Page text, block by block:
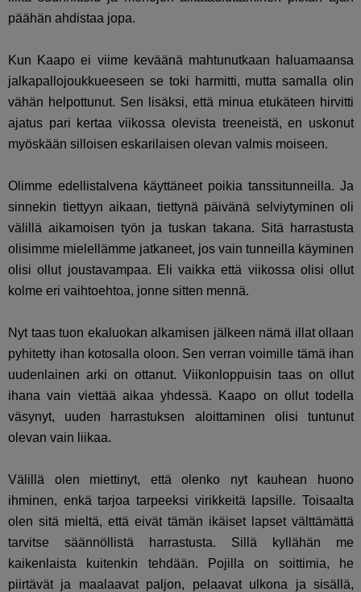
päähän ahdistaa jopa.
Kun Kaapo ei viime keväänä mahtunutkaan haluamaansa
jalkapallojoukkueeseen se toki harmitti, mutta samalla olin
vähän helpottunut. Sen lisäksi, että minua etukäteen hirvitti
ajatus pari kertaa viikossa olevista treeneistä, en uskonut
myöskään silloisen eskarilaisen olevan valmis moiseen.
Olimme edellistalvena käyttäneet poikia tanssitunneilla. Ja
sinnekin tiettyyn aikaan, tiettynä päivänä selviytyminen oli
välillä aikamoisen työn ja tuskan takana. Sitä harrastusta
olisimme mielellämme jatkaneet, jos vain tunneilla käyminen
olisi ollut joustavampaa. Eli vaikka että viikossa olisi ollut
kolme eri vaihtoehtoa, jonne sitten mennä.
Nyt taas tuon ekaluokan alkamisen jälkeen nämä illat ollaan
pyhitetty ihan kotosalla oloon. Sen verran voimille tämä ihan
uudenlainen arki on ottanut. Viikonloppuisin taas on ollut
ihana vain viettää aikaa yhdessä. Kaapo on ollut todella
väsynyt, uuden harrastuksen aloittaminen olisi tuntunut
olevan vain liikaa.
Välillä olen miettinyt, että olenko nyt kauhean huono
ihminen, enkä tarjoa tarpeeksi virikkeitä lapsille. Toisaalta
olen sitä mieltä, että eivät tämän ikäiset lapset välttämättä
tarvitse säännöllistä harrastusta. Sillä kyllähän me
kaikenlaista kuitenkin tehdään. Pojilla on soittimia, he
piirtävät ja maalaavat paljon, pelaavat ulkona ja sisällä,